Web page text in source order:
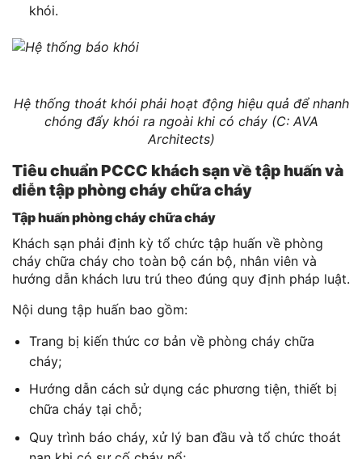
khói.
Hệ thống thoát khói phải hoạt động hiệu quả để nhanh
chóng đẩy khói ra ngoài khi có cháy (C: AVA
Architects)
Tiêu chuẩn PCCC khách sạn về tập huấn và
diễn tập phòng cháy chữa cháy
Tập huấn phòng cháy chữa cháy
Khách sạn phải định kỳ tổ chức tập huấn về phòng
cháy chữa cháy cho toàn bộ cán bộ, nhân viên và
hướng dẫn khách lưu trú theo đúng quy định pháp luật.
Nội dung tập huấn bao gồm:
Trang bị kiến thức cơ bản về phòng cháy chữa
cháy;
Hướng dẫn cách sử dụng các phương tiện, thiết bị
chữa cháy tại chỗ;
Quy trình báo cháy, xử lý ban đầu và tổ chức thoát